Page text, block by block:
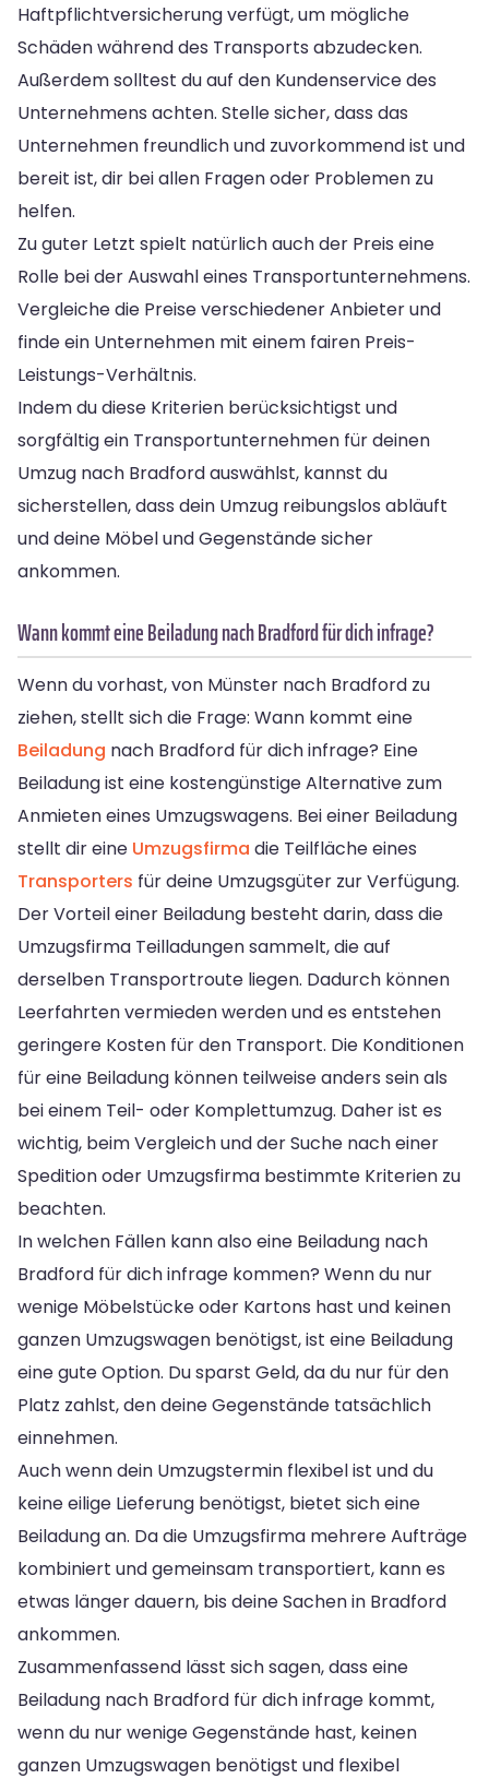
Haftpflichtversicherung verfügt, um mögliche
Schäden während des Transports abzudecken.
Außerdem solltest du auf den Kundenservice des
Unternehmens achten. Stelle sicher, dass das
Unternehmen freundlich und zuvorkommend ist und
bereit ist, dir bei allen Fragen oder Problemen zu
helfen.
Zu guter Letzt spielt natürlich auch der Preis eine
Rolle bei der Auswahl eines Transportunternehmens.
Vergleiche die Preise verschiedener Anbieter und
finde ein Unternehmen mit einem fairen Preis-
Leistungs-Verhältnis.
Indem du diese Kriterien berücksichtigst und
sorgfältig ein Transportunternehmen für deinen
Umzug nach Bradford auswählst, kannst du
sicherstellen, dass dein Umzug reibungslos abläuft
und deine Möbel und Gegenstände sicher
ankommen.
Wann kommt eine Beiladung nach Bradford für dich infrage?
Wenn du vorhast, von Münster nach Bradford zu
ziehen, stellt sich die Frage: Wann kommt eine
Beiladung nach Bradford für dich infrage? Eine
Beiladung ist eine kostengünstige Alternative zum
Anmieten eines Umzugswagens. Bei einer Beiladung
stellt dir eine Umzugsfirma die Teilfläche eines
Transporters für deine Umzugsgüter zur Verfügung.
Der Vorteil einer Beiladung besteht darin, dass die
Umzugsfirma Teilladungen sammelt, die auf
derselben Transportroute liegen. Dadurch können
Leerfahrten vermieden werden und es entstehen
geringere Kosten für den Transport. Die Konditionen
für eine Beiladung können teilweise anders sein als
bei einem Teil- oder Komplettumzug. Daher ist es
wichtig, beim Vergleich und der Suche nach einer
Spedition oder Umzugsfirma bestimmte Kriterien zu
beachten.
In welchen Fällen kann also eine Beiladung nach
Bradford für dich infrage kommen? Wenn du nur
wenige Möbelstücke oder Kartons hast und keinen
ganzen Umzugswagen benötigst, ist eine Beiladung
eine gute Option. Du sparst Geld, da du nur für den
Platz zahlst, den deine Gegenstände tatsächlich
einnehmen.
Auch wenn dein Umzugstermin flexibel ist und du
keine eilige Lieferung benötigst, bietet sich eine
Beiladung an. Da die Umzugsfirma mehrere Aufträge
kombiniert und gemeinsam transportiert, kann es
etwas länger dauern, bis deine Sachen in Bradford
ankommen.
Zusammenfassend lässt sich sagen, dass eine
Beiladung nach Bradford für dich infrage kommt,
wenn du nur wenige Gegenstände hast, keinen
ganzen Umzugswagen benötigst und flexibel